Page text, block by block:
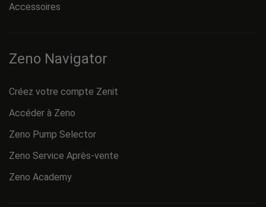
Accessoires
Zeno Navigator
Créez votre compte Zenit
Accéder à Zeno
Zeno Pump Selector
Zeno Service Après-vente
Zeno Academy